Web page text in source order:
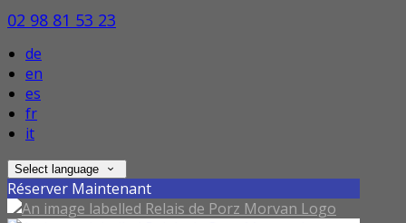
02 98 81 53 23
de
en
es
fr
it
Select language
Réserver Maintenant